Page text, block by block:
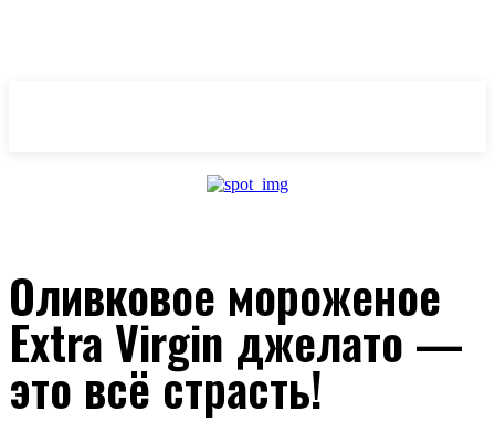
Оливковое мороженое
Extra Virgin джелато —
это всё страсть!